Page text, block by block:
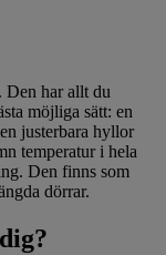
Den har allt du
möjliga sätt: en
justerbara hyllor
temperatur i hela
Den finns som
dörrar.